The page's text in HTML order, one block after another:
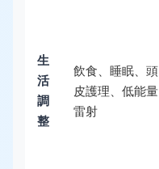
生
活
調
整
飲食、睡眠、頭
皮護理、低能量
雷射